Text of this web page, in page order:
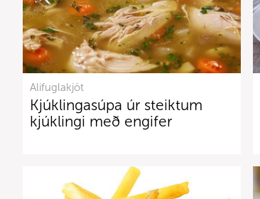
Alifuglakjöt
Kjúklingasúpa úr steiktum
kjúklingi með engifer